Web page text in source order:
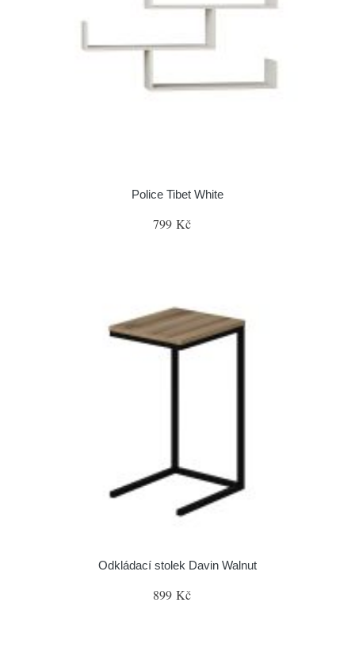
Police Tibet White
799 Kč
Odkládací stolek Davin Walnut
899 Kč